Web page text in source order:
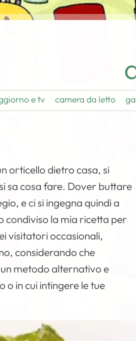
e tv camera da letto
orticello dietro casa, si
sa cosa fare. Dover buttare
e ci si ingegna quindi a
condiviso la mia ricetta per
visitatori occasionali,
considerando che
metodo alternativo e
o in cui intingere le tue